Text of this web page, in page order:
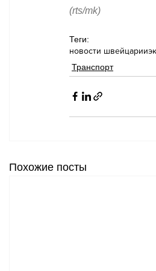
(rts/mk)
Теги:
новости швейцарии
Транспорт
Похожие посты